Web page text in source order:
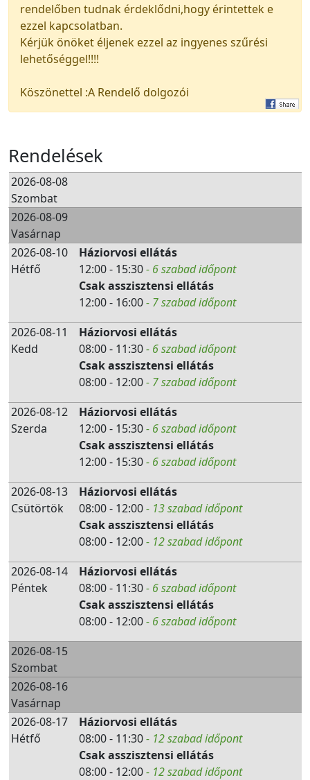
rendelőben tudnak érdeklődni,hogy érintettek e
ezzel kapcsolatban.
Kérjük önöket éljenek ezzel az ingyenes szűrési
lehetőséggel!!!!
Köszönettel :A Rendelő dolgozói
Rendelések
2026-08-08
Szombat
2026-08-09
Vasárnap
2026-08-10
Hétfő
Háziorvosi ellátás
12:00 - 15:30- 6 szabad időpont
Csak asszisztensi ellátás
12:00 - 16:00- 7 szabad időpont
2026-08-11
Kedd
Háziorvosi ellátás
08:00 - 11:30- 6 szabad időpont
Csak asszisztensi ellátás
08:00 - 12:00- 7 szabad időpont
2026-08-12
Szerda
Háziorvosi ellátás
12:00 - 15:30- 6 szabad időpont
Csak asszisztensi ellátás
12:00 - 15:30- 6 szabad időpont
2026-08-13
Csütörtök
Háziorvosi ellátás
08:00 - 12:00- 13 szabad időpont
Csak asszisztensi ellátás
08:00 - 12:00- 12 szabad időpont
2026-08-14
Péntek
Háziorvosi ellátás
08:00 - 11:30- 6 szabad időpont
Csak asszisztensi ellátás
08:00 - 12:00- 6 szabad időpont
2026-08-15
Szombat
2026-08-16
Vasárnap
2026-08-17
Hétfő
Háziorvosi ellátás
08:00 - 11:30- 12 szabad időpont
Csak asszisztensi ellátás
08:00 - 12:00- 12 szabad időpont